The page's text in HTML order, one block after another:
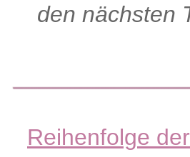
den nächsten
Reihenfolge